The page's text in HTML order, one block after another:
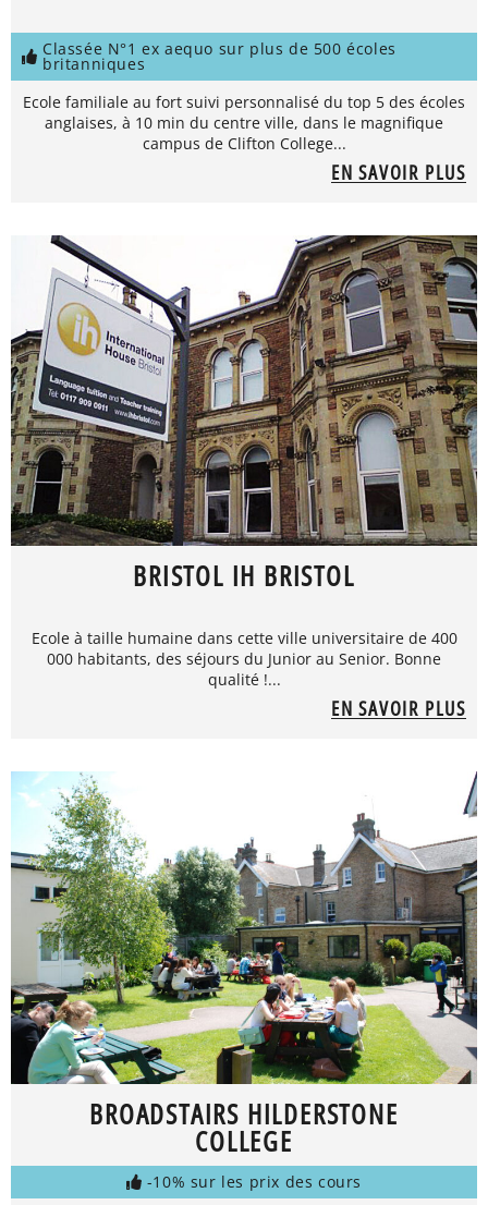
Classée N°1 ex aequo sur plus de 500 écoles
britanniques
Ecole familiale au fort suivi personnalisé du top 5 des écoles
anglaises, à 10 min du centre ville, dans le magnifique
campus de Clifton College...
EN SAVOIR PLUS
BRISTOL IH BRISTOL
Ecole à taille humaine dans cette ville universitaire de 400
000 habitants, des séjours du Junior au Senior. Bonne
qualité !...
EN SAVOIR PLUS
BROADSTAIRS HILDERSTONE
COLLEGE
-10% sur les prix des cours